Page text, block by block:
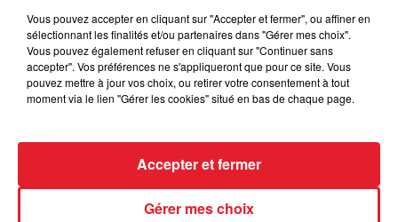
Le Morning Show
Vous pouvez accepter en cliquant sur "Accepter et fermer", ou affiner en
sélectionnant les finalités et/ou partenaires dans "Gérer mes choix".
Vous pouvez également refuser en cliquant sur "Continuer sans
accepter". Vos préférences ne s'appliqueront que pour ce site. Vous
pouvez mettre à jour vos choix, ou retirer votre consentement à tout
moment via le lien "Gérer les cookies" situé en bas de chaque page.
Gérer mes choix
Accepter et fermer